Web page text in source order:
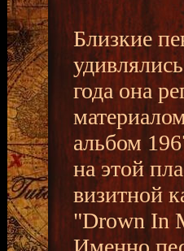
Близкие
года она
альбом
на этой
визитной
"Drown In